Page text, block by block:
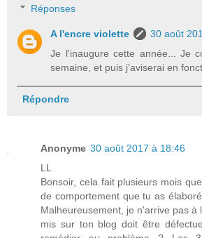
Réponses
A l'encre violette
30 août
Je l'inaugure cette année... Je
semaine, et puis j'aviserai en
Répondre
Anonyme 30 août 2017 à 18:46
LL
Bonsoir, cela fait plusieurs mois
de comportement que tu as
Malheureusement, je n'arrive pas à
mis sur ton blog doit être